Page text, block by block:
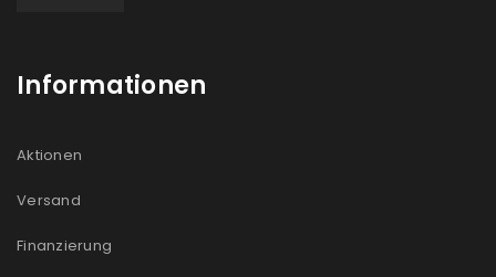
Informationen
Aktionen
Versand
Finanzierung